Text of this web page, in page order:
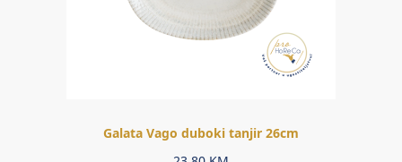
Galata Vago duboki tanjir 26cm